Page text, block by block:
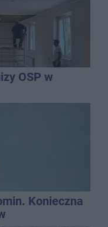
OSP w
Konieczna